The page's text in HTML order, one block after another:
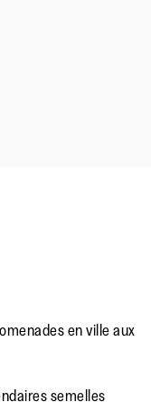
en ville aux
semelles